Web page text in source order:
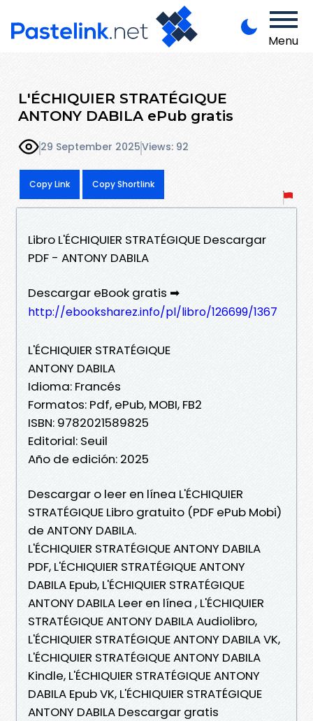
Menu
L'ÉCHIQUIER STRATÉGIQUE
ANTONY DABILA ePub gratis
29 September 2025Views: 92
Copy Link Copy Shortlink
Libro L'ÉCHIQUIER STRATÉGIQUE Descargar
PDF - ANTONY DABILA
Descargar eBook gratis ➡
http://ebooksharez.info/pl/libro/126699/1367
L'ÉCHIQUIER STRATÉGIQUE
ANTONY DABILA
Idioma: Francés
Formatos: Pdf, ePub, MOBI, FB2
ISBN: 9782021589825
Editorial: Seuil
Año de edición: 2025
Descargar o leer en línea L'ÉCHIQUIER
STRATÉGIQUE Libro gratuito (PDF ePub Mobi)
de ANTONY DABILA.
L'ÉCHIQUIER STRATÉGIQUE ANTONY DABILA
PDF, L'ÉCHIQUIER STRATÉGIQUE ANTONY
DABILA Epub, L'ÉCHIQUIER STRATÉGIQUE
ANTONY DABILA Leer en línea , L'ÉCHIQUIER
STRATÉGIQUE ANTONY DABILA Audiolibro,
L'ÉCHIQUIER STRATÉGIQUE ANTONY DABILA VK,
L'ÉCHIQUIER STRATÉGIQUE ANTONY DABILA
Kindle, L'ÉCHIQUIER STRATÉGIQUE ANTONY
DABILA Epub VK, L'ÉCHIQUIER STRATÉGIQUE
ANTONY DABILA Descargar gratis